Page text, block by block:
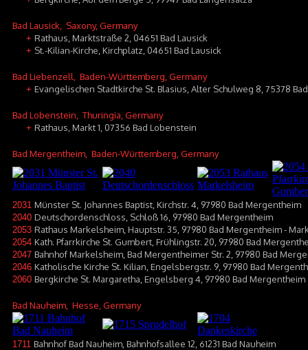
Bad Lausick , Saxony, Germany
+ Rathaus, Marktstraße 2, 04651 Bad Lausick
+ St.-Kilian-Kirche, Kirchplatz, 04651 Bad Lausick
Bad Liebenzell , Baden-Württemberg, Germany
+ Evangelischen Stadtkirche St. Blasius, Alter Schulweg 8, 75378
Bad Lobenstein , Thuringia, Germany
+ Rathaus, Markt 1, 07356 Bad Lobenstein
Bad Mergentheim , Baden-Württemberg, Germany
2031 Münster St. Johannes Baptist, Kirchstr. 4, 97980 Bad Mergentheim
2040 Deutschordenschloss, Schloß 16, 97980 Bad Mergentheim
2053 Rathaus Markelsheim, Hauptstr. 35, 97980 Bad Mergentheim -
2054 Kath. Pfarrkirche St. Gumbert, Frühlingstr. 20, 97980 Bad
2047 Bahnhof Markelsheim, Bad Mergentheimer Str. 2, 97980 Bad
2046 Katholische Kirche St. Kilian, Engelsbergstr. 9, 97980 Bad
2060 Bergkirche St. Margaretha, Engelsberg 4, 97980 Bad Mergentheim
Bad Nauheim , Hesse, Germany
1711 Bahnhof Bad Nauheim, Bahnhofsallee 12, 61231 Bad Nauheim